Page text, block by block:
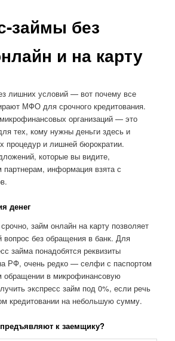
займы без
и на карту
лишних условий — вот почему все
МФО для срочного кредитования.
организаций — это
тех, кому нужны деньги здесь и
процедур и лишней бюрократии.
которые вы видите,
информация взята с
денег
займ онлайн на карту позволяет
без обращения в банк. Для
займа понадобятся реквизиты
РФ, очень редко — селфи с паспортом
обращении в микрофинансовую
экспресс займ под 0%, если речь
кредитовании на небольшую сумму.
к заемщику?